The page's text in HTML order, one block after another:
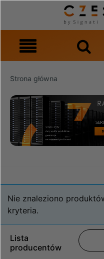
Strona główna
Nie znaleziono
kryteria.
Lista
producentów